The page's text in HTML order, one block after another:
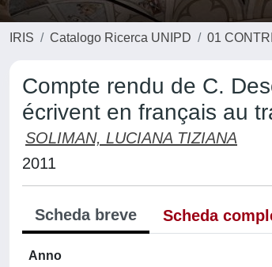
IRIS Catalogo Ricerca UNIPD 01
Compte rendu de C.
écrivent en français au
SOLIMAN, LUCIANA TIZIANA
2011
Scheda breve Scheda
Anno